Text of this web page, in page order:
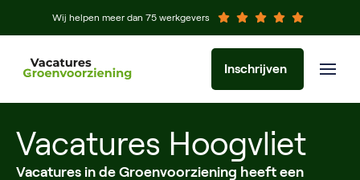
Wij helpen meer dan 75 werkgevers
Inschrijven
Vacatures Hoogvliet
Vacatures in de Groenvoorziening heeft een